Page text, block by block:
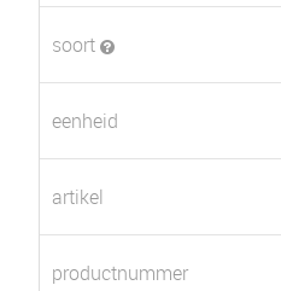
soort
eenheid
artikel
productnummer